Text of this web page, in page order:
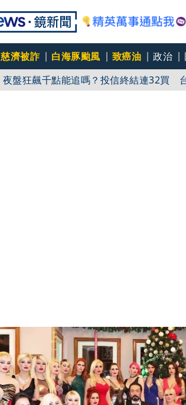
慈濟被詐 白海豚颱風 致癌油 政治
夜盤狂飆千點能追嗎？投信終結連32買
又見3颱共舞！第16號颱風琵鷺生成 最新